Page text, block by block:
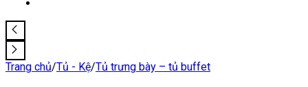
Trang chủ/Tủ - Kệ/Tủ trưng bày – tủ buffet